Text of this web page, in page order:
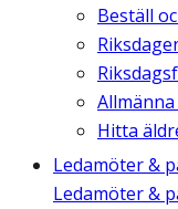
Beställ
Hitta
Ledamöter &
Ledamöter &